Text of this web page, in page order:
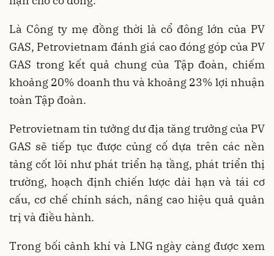
Là Công ty mẹ đồng thời là cổ đông lớn của PV
GAS, Petrovietnam đánh giá cao đóng góp của PV
GAS trong kết quả chung của Tập đoàn, chiếm
khoảng 20% doanh thu và khoảng 23% lợi nhuận
toàn Tập đoàn.
Petrovietnam tin tưởng dư địa tăng trưởng của PV
GAS sẽ tiếp tục được củng cố dựa trên các nền
tảng cốt lõi như phát triển hạ tầng, phát triển thị
trường, hoạch định chiến lược dài hạn và tái cơ
cấu, cơ chế chính sách, nâng cao hiệu quả quản
trị và điều hành.
Trong bối cảnh khí và LNG ngày càng được xem